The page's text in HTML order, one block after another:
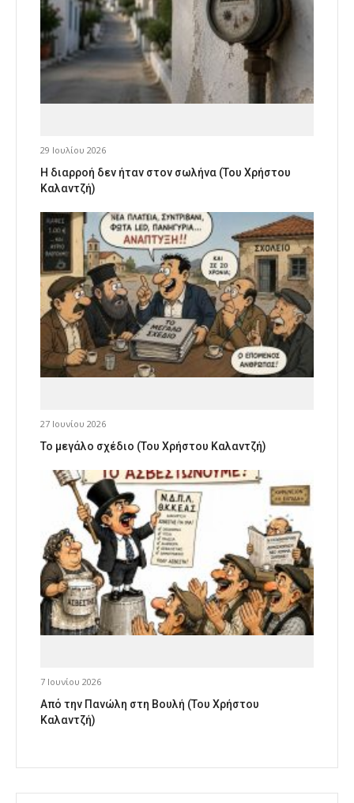
29 Ιουλίου 2026
Η διαρροή δεν ήταν στον σωλήνα (Του Χρήστου
Καλαντζή)
27 Ιουνίου 2026
Το μεγάλο σχέδιο (Του Χρήστου Καλαντζή)
7 Ιουνίου 2026
Από την Πανώλη στη Βουλή (Του Χρήστου
Καλαντζή)